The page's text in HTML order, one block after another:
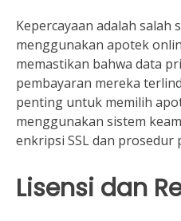
Kepercayaan adalah salah
menggunakan apotek
memastikan bahwa data
pembayaran mereka
penting untuk memilih
menggunakan sistem
enkripsi SSL dan prosedur
Lisensi dan